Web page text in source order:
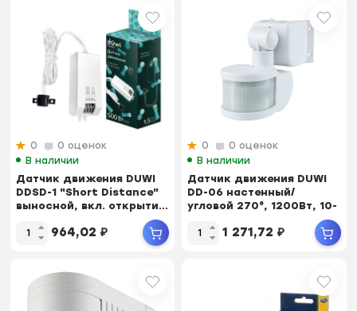
0
0 оценок
В наличии
Датчик движения DUWI
DDSD-1 "Short Distance"
выносной, вкл. открыти...
964,02 ₽
0
0 оценок
В наличии
Датчик движения DUWI
DD-06 настенный/
угловой 270°, 1200Вт, 10-
1 271,72 ₽